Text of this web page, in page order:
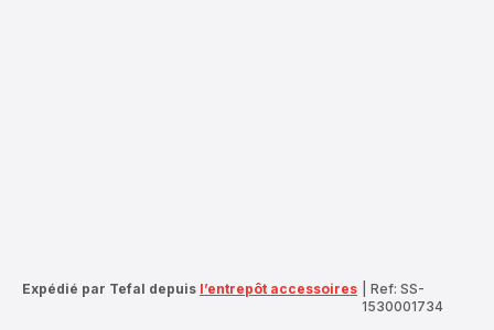
Expédié par Tefal depuis l’entrepôt accessoires
Ref: SS-
1530001734